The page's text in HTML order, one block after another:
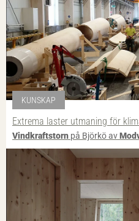
KUNSKAP
Extrema laster utmaning för
Vindkraftstorn på Björkö av